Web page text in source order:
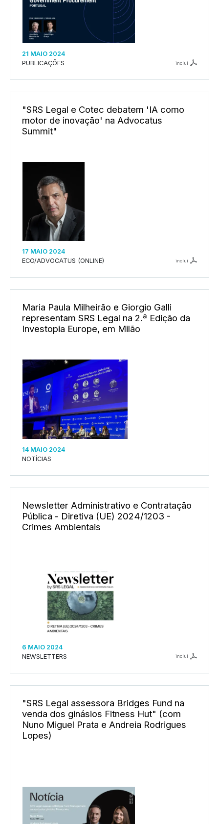
21 MAIO 2024
PUBLICAÇÕES
inclui
"SRS Legal e Cotec debatem 'IA como
motor de inovação' na Advocatus
Summit"
17 MAIO 2024
ECO/ADVOCATUS (ONLINE)
inclui
Maria Paula Milheirão e Giorgio Galli
representam SRS Legal na 2.ª Edição da
Investopia Europe, em Milão
14 MAIO 2024
NOTÍCIAS
Newsletter Administrativo e Contratação
Pública - Diretiva (UE) 2024/1203 -
Crimes Ambientais
6 MAIO 2024
NEWSLETTERS
inclui
"SRS Legal assessora Bridges Fund na
venda dos ginásios Fitness Hut" (com
Nuno Miguel Prata e Andreia Rodrigues
Lopes)